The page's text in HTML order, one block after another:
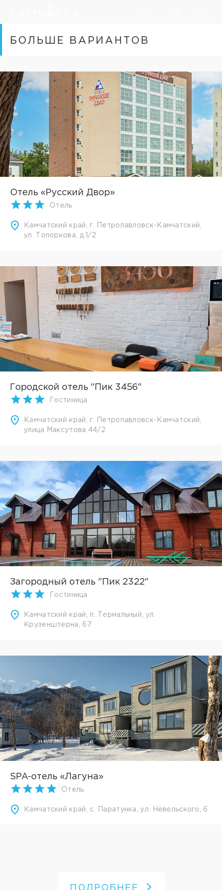
БОЛЬШЕ ВАРИАНТОВ
Отель «Русский Двор»
Отель
Камчатский край, г. Петропавловск-Камчатский,
ул. Топоркова, д.1/2
Городской отель "Пик 3456"
Гостиница
Камчатский край, г. Петропавловск-Камчатский,
улица Максутова 44/2
Загородный отель "Пик 2322"
Гостиница
Камчатский край, п. Термальный, ул.
Крузенштерна, 67
SPA-отель «Лагуна»
Отель
Камчатский край, с. Паратунка, ул. Невельского, 6
ПОДРОБНЕЕ